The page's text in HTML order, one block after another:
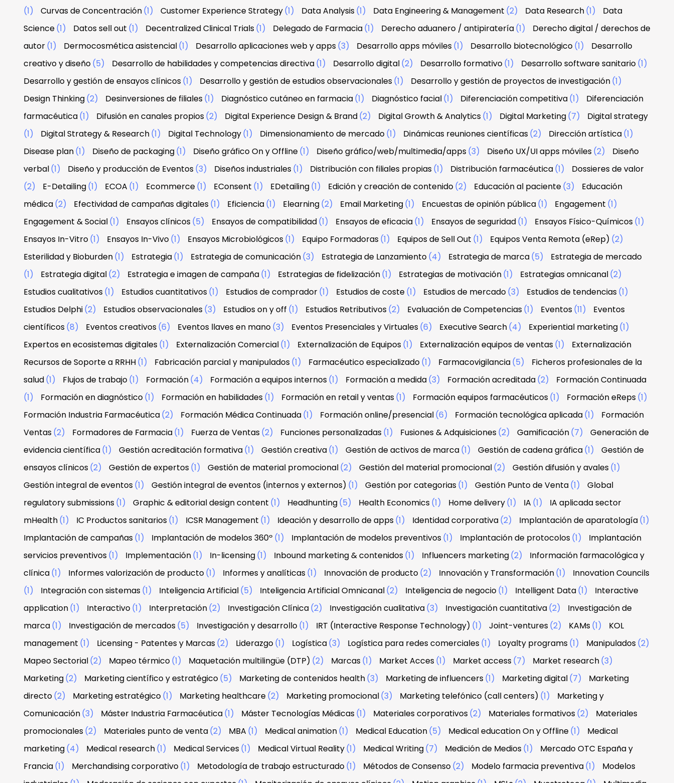
(1)
Curvas de Concentración(1) Customer Experience Strategy(1) Data Analysis(1) Data Engineering & Management (2) Data Research(1)
Data
Science(1) Datos sell out (1) Decentralized Clinical Trials(1) Delegado de Farmacia(1) Derecho aduanero / antipiratería(1)
Derecho digital / derechos de
autor(1) Dermocosmética asistencial(1) Desarrollo aplicaciones web y apps(3) Desarrollo apps móviles(1) Desarrollo biotecnológico(1)
Desarrollo
creativo y diseño(5) Desarrollo de habilidades y competencias directiva(1) Desarrollo digital(2) Desarrollo formativo(1) Desarrollo software sanitario(1)
Desarrollo y gestión de ensayos clínicos(1) Desarrollo y gestión de estudios observacionales(1) Desarrollo y gestión de proyectos de investigación(1)
Design Thinking(2) Desinversiones de filiales(1) Diagnóstico cutáneo en farmacia(1) Diagnóstico facial(1) Diferenciación competitiva(1)
Diferenciación
farmacéutica(1) Difusión en canales propios(2) Digital Experience Design & Brand(2) Digital Growth & Analytics(1) Digital Marketing(7)
Digital strategy
(1)
Digital Strategy & Research(1) Digital Technology(1) Dimensionamiento de mercado(1) Dinámicas reuniones científicas(2) Dirección artística(1)
Disease plan(1) Diseño de packaging(1) Diseño gráfico On y Offline(1) Diseño gráfico/web/multimedia/apps(3) Diseño UX/UI apps móviles(2)
Diseño
verbal(1) Diseño y producción de Eventos(3) Diseños industriales(1) Distribución con filiales propias(1) Distribución farmacéutica(1)
Dossieres de valor
(2)
E-Detailing(1) ECOA (1) Ecommerce(1) EConsent (1) EDetailing(1) Edición y creación de contenido(2) Educación al paciente(3)
Educación
médica(2) Efectividad de campañas digitales(1) Eficiencia(1) Elearning(2) Email Marketing(1) Encuestas de opinión pública(1) Engagement (1)
Engagement & Social(1) Ensayos clínicos(5) Ensayos de compatibilidad(1) Ensayos de eficacia(1) Ensayos de seguridad(1) Ensayos Físico-Químicos(1)
Ensayos In-Vitro(1) Ensayos In-Vivo(1) Ensayos Microbiológicos(1) Equipo Formadoras(1) Equipos de Sell Out (1) Equipos Venta Remota (eRep) (2)
Esterilidad y Bioburden(1) Estrategia(1) Estrategia de comunicación(3) Estrategia de Lanzamiento(4) Estrategia de marca(5)
Estrategia de mercado
(1)
Estrategia digital(2) Estrategia e imagen de campaña(1) Estrategias de fidelización(1) Estrategias de motivación(1) Estrategias omnicanal(2)
Estudios cualitativos(1) Estudios cuantitativos(1) Estudios de comprador(1) Estudios de coste(1) Estudios de mercado(3) Estudios de tendencias(1)
Estudios Delphi(2) Estudios observacionales(3) Estudios on y off (1) Estudios Retributivos(2) Evaluación de Competencias(1) Eventos(11)
Eventos
científicos(8) Eventos creativos(6) Eventos llaves en mano(3) Eventos Presenciales y Virtuales(6) Executive Search(4) Experiential marketing(1)
Expertos en ecosistemas digitales(1) Externalización Comercial(1) Externalización de Equipos(1) Externalización equipos de ventas(1)
Externalización
Recursos de Soporte a RRHH(1) Fabricación parcial y manipulados(1) Farmacéutico especializado(1) Farmacovigilancia(5)
Ficheros profesionales de la
salud(1) Flujos de trabajo(1) Formación(4) Formación a equipos internos(1) Formación a medida(3) Formación acreditada(2)
Formación Continuada
(1)
Formación en diagnóstico(1) Formación en habilidades(1) Formación en retail y ventas(1) Formación equipos farmacéuticos(1) Formación eReps(1)
Formación Industria Farmacéutica(2) Formación Médica Continuada(1) Formación online/presencial(6) Formación tecnológica aplicada(1)
Formación
Ventas(2) Formadores de Farmacia(1) Fuerza de Ventas(2) Funciones personalizadas(1) Fusiones & Adquisiciones(2) Gamificación(7)
Generación de
evidencia científica(1) Gestión acreditación formativa(1) Gestión creativa(1) Gestión de activos de marca(1) Gestión de cadena gráfica(1)
Gestión de
ensayos clínicos(2) Gestión de expertos(1) Gestión de material promocional(2) Gestión del material promocional(2) Gestión difusión y avales(1)
Gestión integral de eventos(1) Gestión integral de eventos (internos y externos) (1) Gestión por categorias(1) Gestión Punto de Venta(1)
Global
regulatory submissions(1) Graphic & editorial design content (1) Headhunting(5) Health Economics(1) Home delivery(1) IA (1)
IA aplicada sector
mHealth(1) IC Productos sanitarios(1) ICSR Management (1) Ideación y desarrollo de apps(1) Identidad corporativa(2) Implantación de aparatología(1)
Implantación de campañas(1) Implantación de modelos 360º (1) Implantación de modelos preventivos(1) Implantación de protocolos(1)
Implantación
servicios preventivos(1) Implementación(1) In-licensing(1) Inbound marketing & contenidos(1) Influencers marketing(2)
Información farmacológica y
clínica(1) Informes valorización de producto(1) Informes y analíticas(1) Innovación de producto(2) Innovación y Transformación(1)
Innovation Councils
(1)
Integración con sistemas(1) Inteligencia Artificial(5) Inteligencia Artificial Omnicanal(2) Inteligencia de negocio(1) Intelligent Data(1)
Interactive
application(1) Interactivo(1) Interpretación(2) Investigación Clínica(2) Investigación cualitativa(3) Investigación cuantitativa(2)
Investigación de
marca(1) Investigación de mercados(5) Investigación y desarrollo(1) IRT (Interactive Response Technology) (1) Joint-ventures(2) KAMs(1)
KOL
management (1) Licensing - Patentes y Marcas(2) Liderazgo(1) Logística(3) Logística para redes comerciales(1) Loyalty programs(1) Manipulados(2)
Mapeo Sectorial(2) Mapeo térmico(1) Maquetación multilingüe (DTP) (2) Marcas(1) Market Acces(1) Market access(7) Market research(3)
Marketing(2) Marketing científico y estratégico(5) Marketing de contenidos health(3) Marketing de influencers(1) Marketing digital(7)
Marketing
directo(2) Marketing estratégico(1) Marketing healthcare(2) Marketing promocional(3) Marketing telefónico (call centers) (1)
Marketing y
Comunicación(3) Máster Industria Farmacéutica(1) Máster Tecnologías Médicas(1) Materiales corporativos(2) Materiales formativos(2)
Materiales
promocionales(2) Materiales punto de venta(2) MBA (1) Medical animation(1) Medical Education(5) Medical education On y Offline(1)
Medical
marketing(4) Medical research(1) Medical Services(1) Medical Virtual Reality(1) Medical Writing(7) Medición de Medios(1)
Mercado OTC España y
Francia(1) Merchandising corporativo(1) Metodología de trabajo estructurado(1) Métodos de Consenso(2) Modelo farmacia preventiva(1)
Modelos